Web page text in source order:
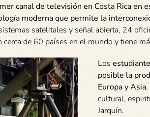
canal de televisión en Costa Rica en
moderna que permite la
satelitales y señal abierta, 24
cerca de 60 países en el mundo y tiene
Los
posible la
Europa y Asia
cultural,
Jarquín.